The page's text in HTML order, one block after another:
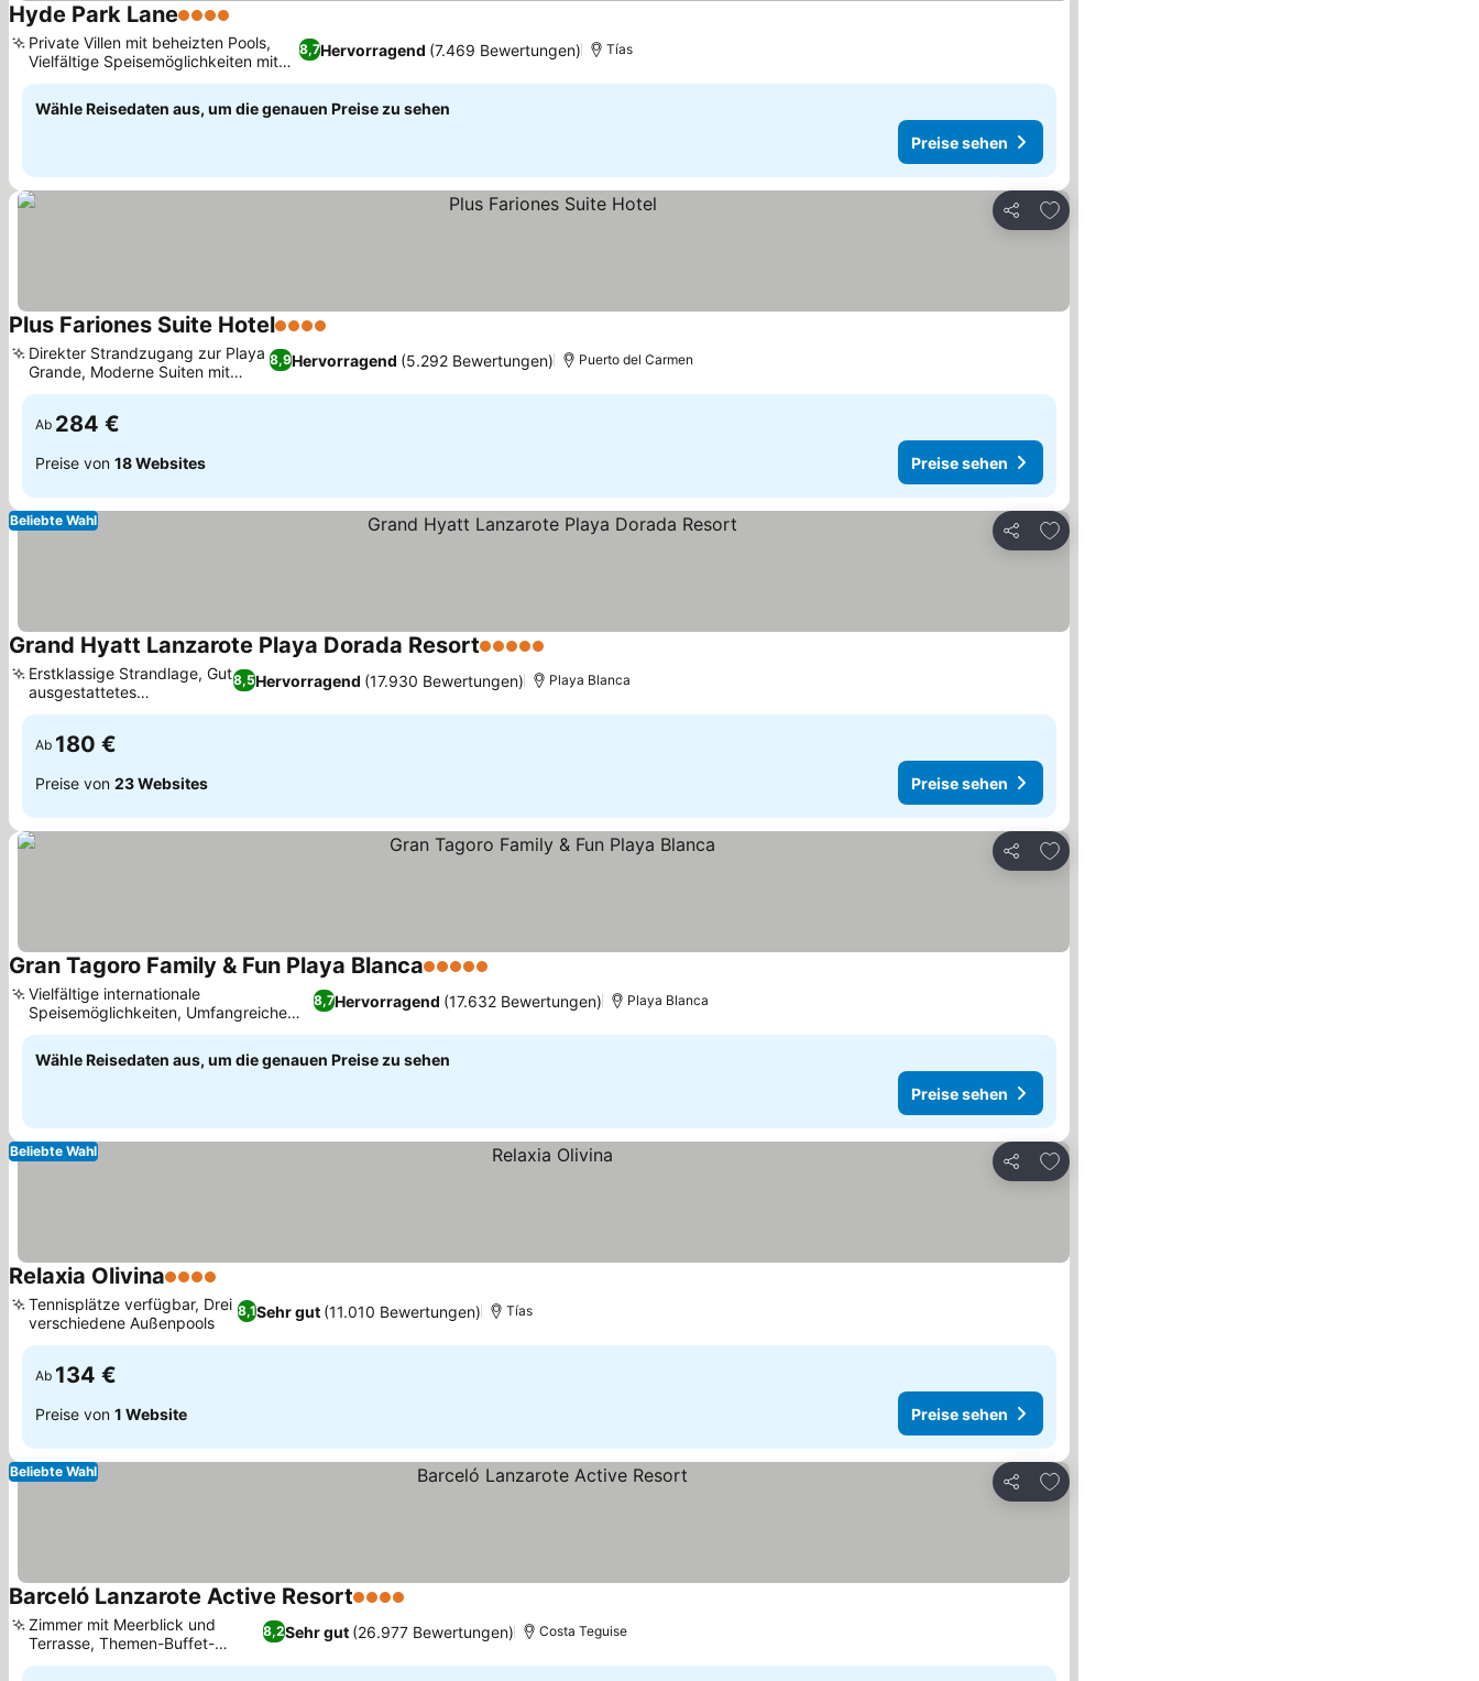
Hyde Park Lane4 Sterne
8,7Hervorragend (7.469 Bewertungen)
Private Villen mit beheizten Pools,
Vielfältige Speisemöglichkeiten mit
Themenbuffets
Tías
Wähle Reisedaten aus, um die genauen Preise zu sehen
Preise sehen
Teilen
Zu Favoriten hinzufügen
Plus Fariones Suite Hotel4 Sterne
8,9Hervorragend (5.292 Bewertungen)
Direkter Strandzugang zur Playa
Grande, Moderne Suiten mit
Meerblick
Puerto del Carmen
Ab 284 €
Preise von 18 Websites Preise sehen
Teilen
Zu Favoriten hinzufügen
Beliebte Wahl
Grand Hyatt Lanzarote Playa Dorada Resort5 Sterne
8,5Hervorragend (17.930 Bewertungen)
Erstklassige Strandlage, Gut
ausgestattetes
Fitnesscenter
Playa Blanca
Ab 180 €
Preise von 23 Websites Preise sehen
Teilen
Zu Favoriten hinzufügen
Gran Tagoro Family & Fun Playa Blanca5 Sterne
8,7Hervorragend (17.632 Bewertungen)
Vielfältige internationale
Speisemöglichkeiten, Umfangreiche
familienfreundliche Poolbereiche
Playa Blanca
Wähle Reisedaten aus, um die genauen Preise zu sehen
Preise sehen
Teilen
Zu Favoriten hinzufügen
Beliebte Wahl
Relaxia Olivina4 Sterne
8,1Sehr gut (11.010 Bewertungen)
Tennisplätze verfügbar, Drei
verschiedene Außenpools
Tías
Ab 134 €
Preise von 1 Website Preise sehen
Teilen
Zu Favoriten hinzufügen
Beliebte Wahl
Barceló Lanzarote Active Resort4 Sterne
8,2Sehr gut (26.977 Bewertungen)
Zimmer mit Meerblick und
Terrasse, Themen-Buffet-
Abendessen
Costa Teguise